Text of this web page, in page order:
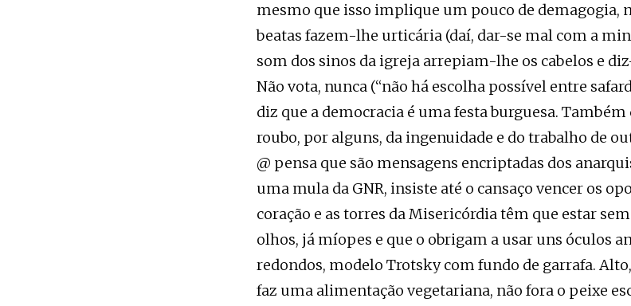
mesmo que isso implique um pouco de demagogia,
beatas fazem-lhe urticária (daí, dar-se mal com a
som dos sinos da igreja arrepiam-lhe os cabelos e diz-
Não vota, nunca (“não há escolha possível entre
diz que a democracia é uma festa burguesa.
roubo, por alguns, da ingenuidade e do trabalho de
@ pensa que são mensagens encriptadas dos
uma mula da GNR, insiste até o cansaço vencer os
coração e as torres da Misericórdia têm que estar
olhos, já míopes e que o obrigam a usar uns óculos
redondos, modelo Trotsky com fundo de garrafa.
faz uma alimentação vegetariana, não fora o peixe